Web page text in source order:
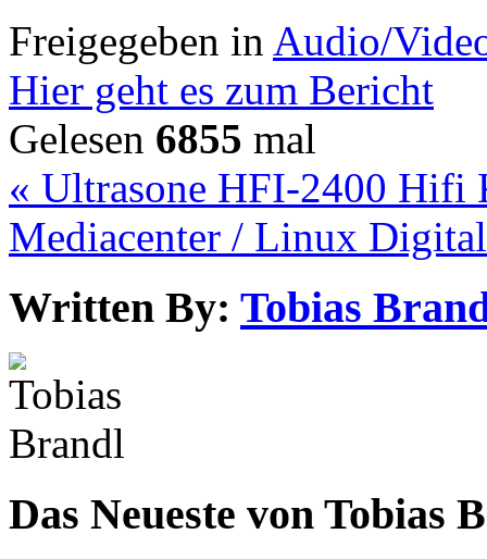
Freigegeben in Audio/
Hier geht es zum Bericht
Gelesen 6855 mal
« Ultrasone HFI-2400
Mediacenter / Linux
Written By: Tobias
Das Neueste von Tobias